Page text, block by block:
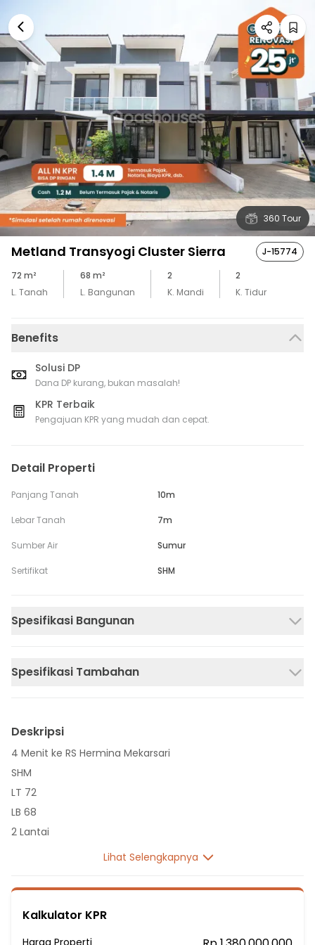
360 Tour
Metland Transyogi Cluster Sierra
J-15774
72 m²
L. Tanah
68 m²
L. Bangunan
2
K. Mandi
2
K. Tidur
Benefits
Solusi DP
Dana DP kurang, bukan masalah!
KPR Terbaik
Pengajuan KPR yang mudah dan cepat.
Detail Properti
Panjang Tanah 10m
Lebar Tanah 7m
Sumber Air Sumur
Sertifikat SHM
Spesifikasi Bangunan
Spesifikasi Tambahan
Deskripsi
4 Menit ke RS Hermina Mekarsari
SHM
LT 72
LB 68
2 Lantai
Listrik 2200 VA
Sumber Air Tanah
Lihat Selengkapnya
Kalkulator KPR
Harga Properti